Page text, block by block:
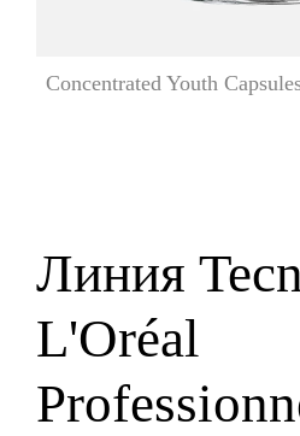
Сoncentrated Youth
Линия
L'Oréal